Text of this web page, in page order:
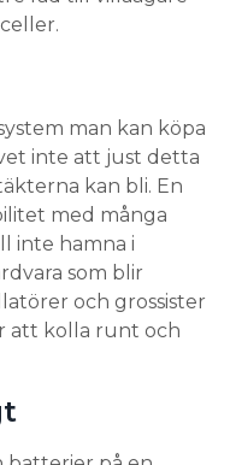
man kan köpa
inte att just detta
kan bli. En
med många
inte hamna i
som blir
och grossister
att kolla runt och